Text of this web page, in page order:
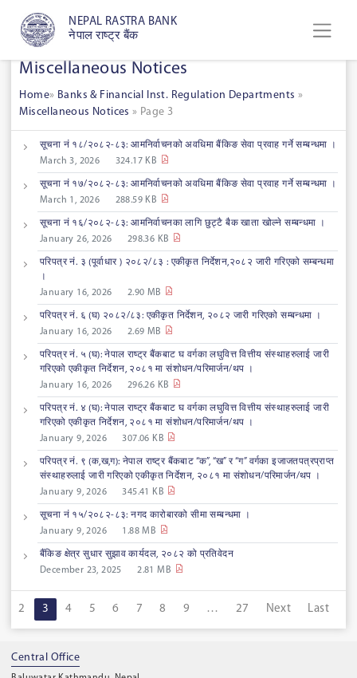
NEPAL RASTRA BANK
नेपाल राष्ट्र बैंक
Miscellaneous Notices
Home» Banks & Financial Inst. Regulation Departments »
Miscellaneous Notices » Page 3
सूचना नं १८/२०८२-८३: आमनिर्वाचनको अवधिमा बैंकिङ सेवा प्रवाह गर्ने सम्बन्धमा ।
March 3, 2026
324.17 KB
सूचना नं १७/२०८२-८३: आमनिर्वाचनको अवधिमा बैंकिङ सेवा प्रवाह गर्ने सम्बन्धमा ।
March 1, 2026
288.59 KB
सूचना नं १६/२०८२-८३: आमनिर्वाचनका लागि छुट्टै बैक खाता खोल्ने सम्बन्धमा ।
January 26, 2026
298.36 KB
परिपत्र नं. ३ (पूर्वाधार ) २०८२/८३ : एकीकृत निर्देशन,२०८२ जारी गरिएको सम्बन्धमा
।
January 16, 2026
2.90 MB
परिपत्र नं. ६ (घ) २०८२/८३: एकीकृत निर्देशन, २०८२ जारी गरिएको सम्बन्धमा ।
January 16, 2026
2.69 MB
परिपत्र नं. ५ (घ): नेपाल राष्ट्र बैंकबाट घ वर्गका लघुवित्त वित्तीय संस्थाहरुलाई जारी
गरिएको एकीकृत निर्देशन, २०८१ मा संशोधन/परिमार्जन/थप ।
January 16, 2026
296.26 KB
परिपत्र नं. ४ (घ): नेपाल राष्ट्र बैंकबाट घ वर्गका लघुवित्त वित्तीय संस्थाहरुलाई जारी
गरिएको एकीकृत निर्देशन, २०८१ मा संशोधन/परिमार्जन/थप ।
January 9, 2026
307.06 KB
परिपत्र नं. ९ (क,ख,ग): नेपाल राष्ट्र बैंकबाट “क”, “ख” र “ग” वर्गका इजाजतपत्रप्राप्त
संस्थाहरुलाई जारी गरिएको एकीकृत निर्देशन, २०८१ मा संशोधन/परिमार्जन/थप ।
January 9, 2026
345.41 KB
सूचना नं १५/२०८२-८३: नगद कारोबारको सीमा सम्बन्धमा ।
January 9, 2026
1.88 MB
बैंकिङ क्षेत्र सुधार सुझाव कार्यदल, २०८२ को प्रतिवेदन
December 23, 2025
2.81 MB
2 3 4 5 6 7 8 9 … 27 Next Last
Central Office